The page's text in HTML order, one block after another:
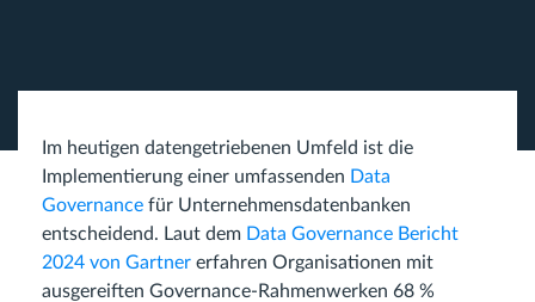
Im heutigen datengetriebenen Umfeld ist die
Implementierung einer umfassenden Data
Governance für Unternehmensdatenbanken
entscheidend. Laut dem Data Governance Bericht
2024 von Gartner erfahren Organisationen mit
ausgereiften Governance-Rahmenwerken 68 %